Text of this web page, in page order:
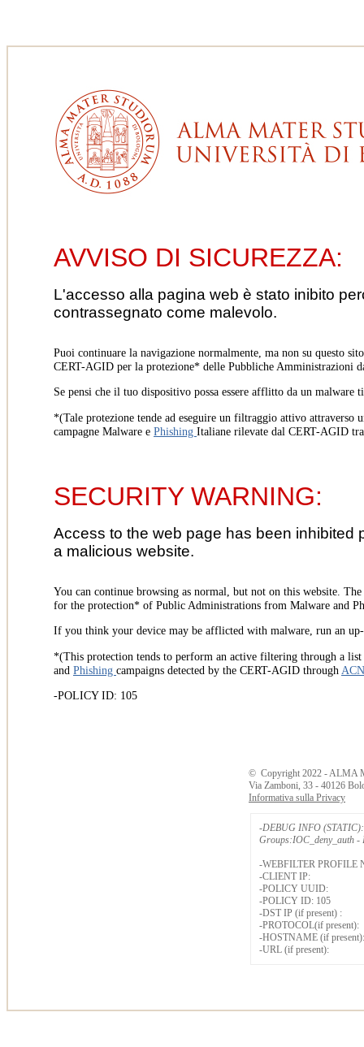
AVVISO DI SICUREZZA:
L'accesso alla pagina web è stato inibito
contrassegnato come malevolo.
Puoi continuare la navigazione normalmente, ma non su questo
CERT-AGID per la protezione* delle Pubbliche Amministrazioni
Se pensi che il tuo dispositivo possa essere afflitto da un
*(Tale protezione tende ad eseguire un filtraggio attivo
campagne Malware e Phishing Italiane rilevate dal CERT-AGID
SECURITY WARNING:
Access to the web page has been
a malicious website.
You can continue browsing as normal, but not on this website.
for the protection* of Public Administrations from Malware and
If you think your device may be afflicted with malware, run an
*(This protection tends to perform an active filtering through a
and Phishing campaigns detected by the CERT-AGID through
-POLICY ID: 105
© Copyright 2022 - ALMA
Via Zamboni, 33 - 40126
Informativa sulla Privacy
-DEBUG INFO (STATIC):
Groups:IOC_deny_auth -
-WEBFILTER PROFILE
-CLIENT IP:
-POLICY UUID:
-POLICY ID: 105
-DST IP (if present) :
-PROTOCOL(if present):
-HOSTNAME (if present):
-URL (if present):